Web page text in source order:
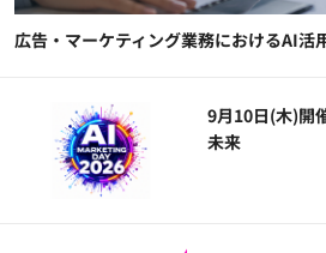
広告・マーケティング業務におけるAI活
9月10日(木)開
未来